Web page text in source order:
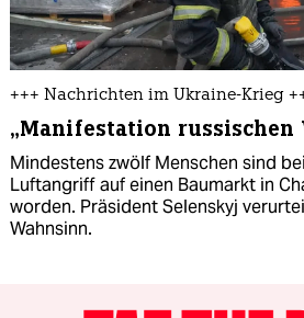
+++ Nachrichten im Ukraine-Krieg
„Manifestation russischen
Mindestens zwölf Menschen sind
Luftangriff auf einen Baumarkt in
worden. Präsident Selenskyj
Wahnsinn.